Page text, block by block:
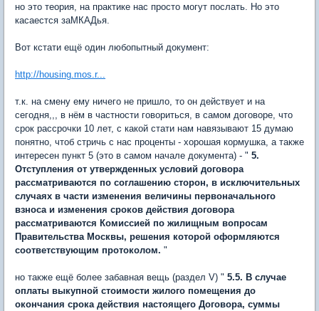
но это теория, на практике нас просто могут послать. Но это
касаестся заМКАДья.
Вот кстати ещё один любопытный документ:
http://housing.mos.r...
т.к. на смену ему ничего не пришло, то он действует и на
сегодня,,, в нём в частности говориться, в самом договоре, что
срок рассрочки 10 лет, с какой стати нам навязывают 15 думаю
понятно, чтоб стричь с нас проценты - хорошая кормушка, а также
интересен пункт 5 (это в самом начале документа) - " 5.
Отступления от утвержденных условий договора
рассматриваются по соглашению сторон, в исключительных
случаях в части изменения величины первоначального
взноса и изменения сроков действия договора
рассматриваются Комиссией по жилищным вопросам
Правительства Москвы, решения которой оформляются
соответствующим протоколом. "
но также ещё более забавная вещь (раздел V) " 5.5. В случае
оплаты выкупной стоимости жилого помещения до
окончания срока действия настоящего Договора, суммы